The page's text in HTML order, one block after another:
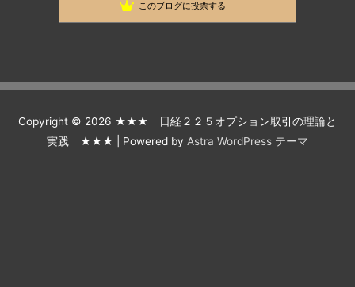
テクニカルアナリストによる実践トレード
このブログに投票する
Copyright © 2026 ★★★ 日経２２５オプション取引の理論と
実践 ★★★ | Powered by Astra WordPress テーマ